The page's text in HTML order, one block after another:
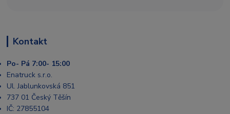
Kontakt
Po- Pá 7:00- 15:00
Enatruck s.r.o.
Ul. Jablunkovská 851
737 01 Český Těšín
IČ: 27855104